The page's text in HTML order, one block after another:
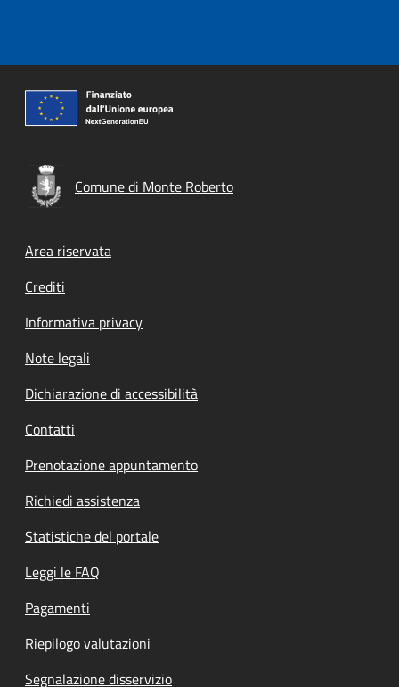
Comune di Monte Roberto
Footer menu
Area riservata
Crediti
Informativa privacy
Note legali
Dichiarazione di accessibilità
Contatti
Prenotazione appuntamento
Richiedi assistenza
Statistiche del portale
Leggi le FAQ
Pagamenti
Riepilogo valutazioni
Segnalazione disservizio